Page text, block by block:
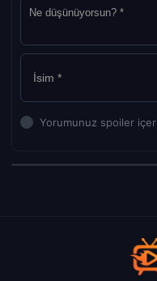
Yorumunuz spoiler